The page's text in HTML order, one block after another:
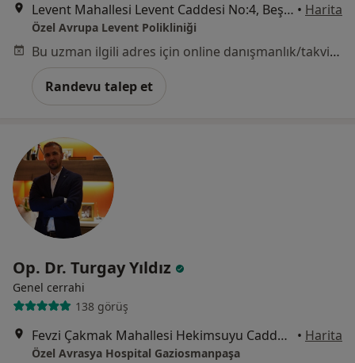
Levent Mahallesi Levent Caddesi No:4, Beşiktaş • Harita
Özel Avrupa Levent Polikliniği
Bu uzman ilgili adres için online danışmanlık/takvim sunmuyor.
Randevu talep et
Op. Dr. Turgay Yıldız
Genel cerrahi
138 görüş
Fevzi Çakmak Mahallesi Hekimsuyu Caddesi No:26/34 Küçükköy, Gaziosmanpaşa • Harita
Özel Avrasya Hospital Gaziosmanpaşa